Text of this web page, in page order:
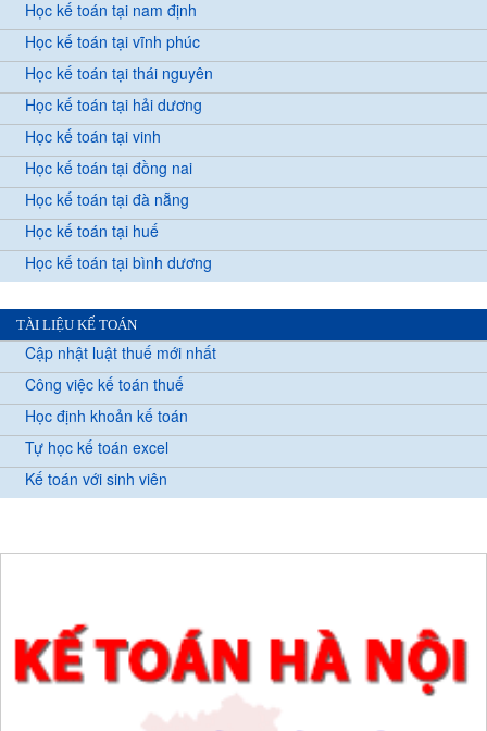
Học kế toán tại nam định
Học kế toán tại vĩnh phúc
Học kế toán tại thái nguyên
Học kế toán tại hải dương
Học kế toán tại vinh
Học kế toán tại đồng nai
Học kế toán tại đà nẵng
Học kế toán tại huế
Học kế toán tại bình dương
TÀI LIỆU KẾ TOÁN
Cập nhật luật thuế mới nhất
Công việc kế toán thuế
Học định khoản kế toán
Tự học kế toán excel
Kế toán với sinh viên